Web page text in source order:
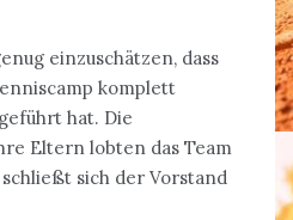
einzuschätzen, dass
komplett
hat. Die
Eltern lobten das Team
sich der Vorstand